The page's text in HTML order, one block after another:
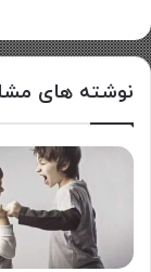
نوشته های